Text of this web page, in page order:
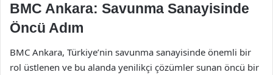
BMC Ankara: Savunma Sanayisinde
Öncü Adım
BMC Ankara, Türkiye’nin savunma sanayisinde önemli bir
rol üstlenen ve bu alanda yenilikçi çözümler sunan öncü bir